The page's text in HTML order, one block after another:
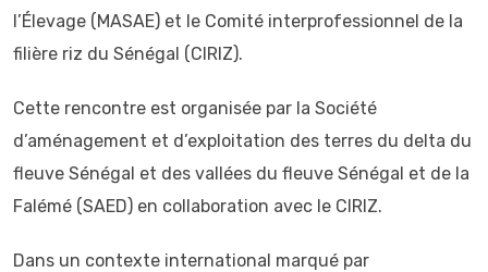
l’Élevage (MASAE) et le Comité interprofessionnel de la
filière riz du Sénégal (CIRIZ).
Cette rencontre est organisée par la Société
d’aménagement et d’exploitation des terres du delta du
fleuve Sénégal et des vallées du fleuve Sénégal et de la
Falémé (SAED) en collaboration avec le CIRIZ.
Dans un contexte international marqué par